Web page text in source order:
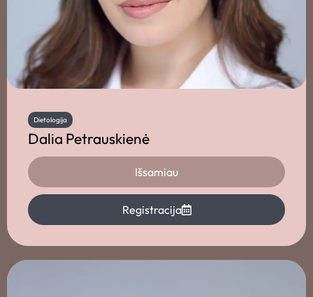
Dietologija
Dalia Petrauskienė
Išsamiau
Registracija